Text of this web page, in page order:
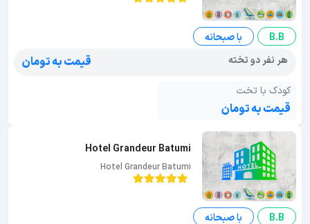
B.B
با صبحانه
هر نفر دو تخته
قیمت به تومان
کودک با تخت
قیمت به تومان
Hotel Grandeur Batumi
Hotel Grandeur Batumi
B.B با صبحانه